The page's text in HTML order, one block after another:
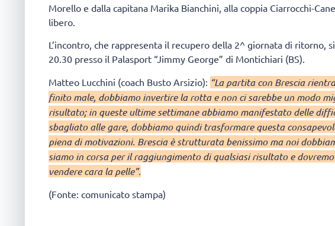
Morello e dalla capitana Marika Bianchini, alla coppia Ciarrocchi-
libero.
L’incontro, che rappresenta il recupero della 2^ giornata di ritorno,
20.30 presso il Palasport “Jimmy George” di Montichiari (BS).
Matteo Lucchini (coach Busto Arsizio): “La partita con Brescia
finito male, dobbiamo invertire la rotta e non ci sarebbe un modo
risultato; in queste ultime settimane abbiamo manifestato delle
sbagliato alle gare, dobbiamo quindi trasformare questa
piena di motivazioni. Brescia è strutturata benissimo ma noi
siamo in corsa per il raggiungimento di qualsiasi risultato e
vendere cara la pelle”.
(Fonte: comunicato stampa)